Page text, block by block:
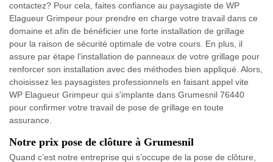
contactez? Pour cela, faites confiance au paysagiste de WP
Elagueur Grimpeur pour prendre en charge votre travail dans ce
domaine et afin de bénéficier une forte installation de grillage
pour la raison de sécurité optimale de votre cours. En plus, il
assure par étape l'installation de panneaux de votre grillage pour
renforcer son installation avec des méthodes bien appliqué. Alors,
choisissez les paysagistes professionnels en faisant appel vite
WP Elagueur Grimpeur qui s'implante dans Grumesnil 76440
pour confirmer votre travail de pose de grillage en toute
assurance.
Notre prix pose de clôture à Grumesnil
Quand c’est notre entreprise qui s’occupe de la pose de clôture,